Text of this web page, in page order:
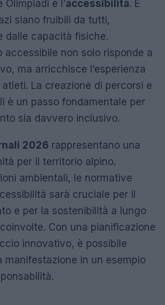
è l’accessibilità. È
siano fruibili da tutti,
dalle capacità fisiche.
accessibile non solo risponde a
ma arricchisce l’esperienza
La creazione di percorsi e
è un passo fondamentale per
sia davvero inclusivo.
2026 rappresentano una
per il territorio alpino.
ambientali, le normative
sarà cruciale per il
e per la sostenibilità a lungo
Con una pianificazione
innovativo, è possibile
manifestazione in un esempio